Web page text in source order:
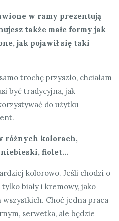
w ramy prezentują
także małe formy jak
jak pojawił się taki
trochę przyszło, chciałam
być tradycyjna, jak
do użytku
różnych kolorach,
niebieski, fiolet…
kolorowo. Jeśli chodzi o
biały i kremowy, jako
Choć jedna praca
serwetka, ale będzie